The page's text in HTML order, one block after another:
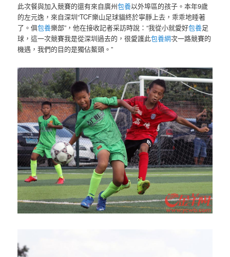
此次餐與加入競賽的還有來自廣州包養以外埠區的孩子。本年9歲
的左元逸，來自深圳“TCF樂山足球貓終於寧靜上去，乖乖地睡著
了。俱包養樂部”，他在接收記者采訪時說：“我從小就愛好包養足
球，這一次競賽我是從深圳過去的，很愛護此包養網次一路競賽的
機遇，我們的目的是獨佔鰲頭。”